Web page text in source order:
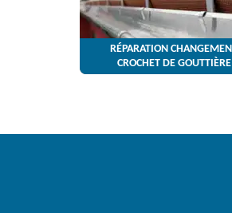
RÉPARATION
CROCHET DE